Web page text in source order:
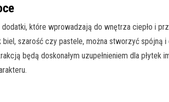
które wprowadzają do wnętrza ciepło i
biel, szarość czy pastele, można stworzyć spójną
będą doskonałym uzupełnieniem dla płytek